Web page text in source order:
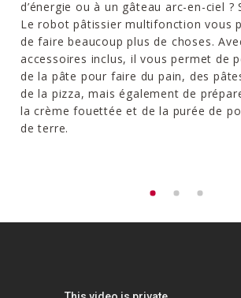
d’énergie ou à un gâteau arc-en-ciel ?
Le robot pâtissier multifonction vous
de faire beaucoup plus de choses.
accessoires inclus, il vous permet de
de la pâte pour faire du pain, des
de la pizza, mais également de
la crème fouettée et de la purée de
de terre.